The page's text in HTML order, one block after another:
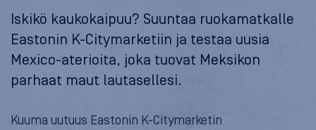
Iskikö kaukokaipuu? Suuntaa ruokamatkalle
Eastonin K-Citymarketiin ja testaa uusia
Mexico-aterioita, joka tuovat Meksikon
parhaat maut lautasellesi.
Kuuma uutuus Eastonin K-Citymarketin